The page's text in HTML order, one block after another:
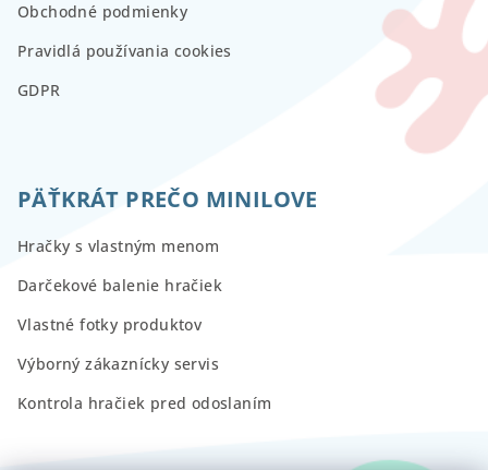
Obchodné podmienky
Pravidlá používania cookies
GDPR
PÄŤKRÁT PREČO MINILOVE
Hračky s vlastným menom
Darčekové balenie hračiek
Vlastné fotky produktov
Výborný zákaznícky servis
Kontrola hračiek pred odoslaním